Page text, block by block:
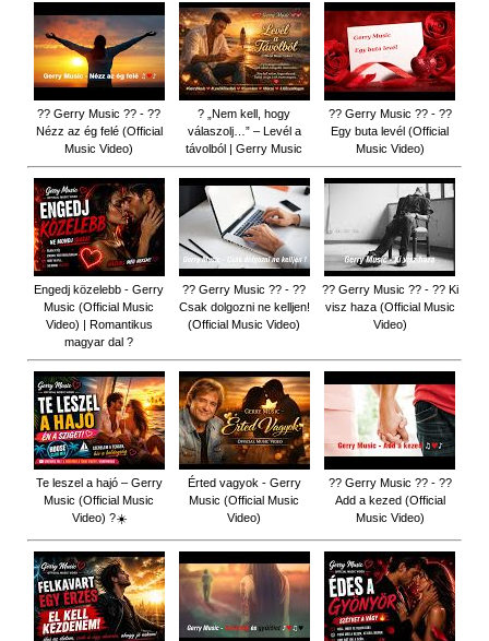
?? Gerry Music ?? - ??
Nézz az ég felé (Official
Music Video)
? „Nem kell, hogy
válaszolj…” – Levél a
távolból | Gerry Music
?? Gerry Music ?? - ??
Egy buta levél (Official
Music Video)
Engedj közelebb - Gerry
Music (Official Music
Video) | Romantikus
magyar dal ?
?? Gerry Music ?? - ??
Csak dolgozni ne kelljen!
(Official Music Video)
?? Gerry Music ?? - ?? Ki
visz haza (Official Music
Video)
Te leszel a hajó – Gerry
Music (Official Music
Video) ?☀️
Érted vagyok - Gerry
Music (Official Music
Video)
?? Gerry Music ?? - ??
Add a kezed (Official
Music Video)